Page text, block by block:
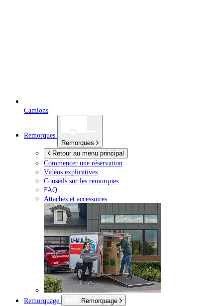
Camions
Remorques
Remorques
Retour au menu principal
Commencer une réservation
Vidéos explicatives
Conseils sur les remorques
FAQ
Attaches et accessoires
Remorquage
Remorquage